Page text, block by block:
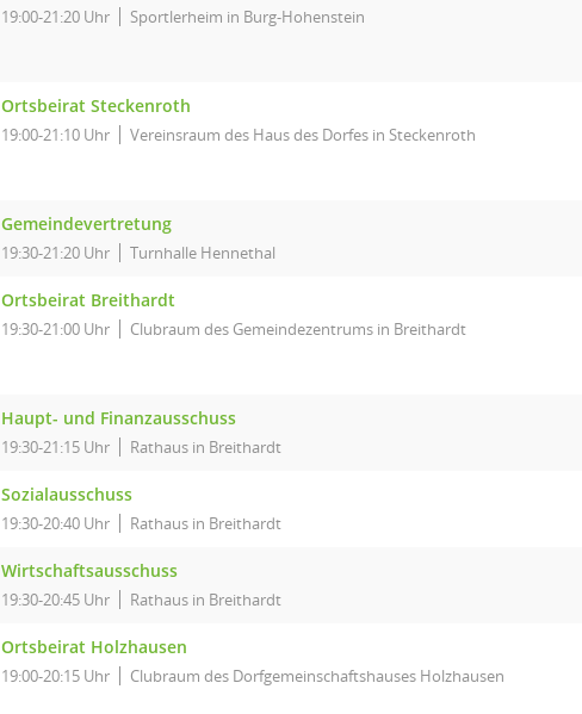
19:00-21:20 Uhr Sportlerheim in Burg-Hohenstein
Ortsbeirat Steckenroth
19:00-21:10 Uhr Vereinsraum des Haus des Dorfes in Steckenroth
Gemeindevertretung
19:30-21:20 Uhr Turnhalle Hennethal
Ortsbeirat Breithardt
19:30-21:00 Uhr Clubraum des Gemeindezentrums in Breithardt
Haupt- und Finanzausschuss
19:30-21:15 Uhr Rathaus in Breithardt
Sozialausschuss
19:30-20:40 Uhr Rathaus in Breithardt
Wirtschaftsausschuss
19:30-20:45 Uhr Rathaus in Breithardt
Ortsbeirat Holzhausen
19:00-20:15 Uhr Clubraum des Dorfgemeinschaftshauses Holzhausen